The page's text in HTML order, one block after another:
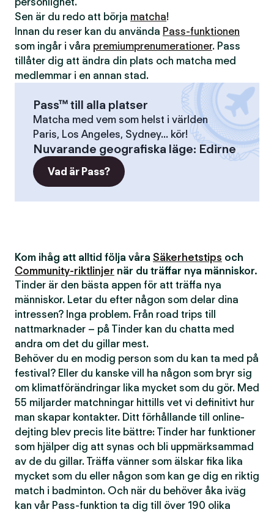
Sen är du redo att börja matcha!
Innan du reser kan du använda Pass-funktionen
som ingår i våra premiumprenumerationer. Pass
tillåter dig att ändra din plats och matcha med
medlemmar i en annan stad.
Pass™ till alla platser
Matcha med vem som helst i världen
Paris, Los Angeles, Sydney... kör!
Nuvarande geografiska läge: Edirne
Vad är Pass?
Kom ihåg att alltid följa våra Säkerhetstips och
Community-riktlinjer när du träffar nya människor.
Tinder är den bästa appen för att träffa nya
människor. Letar du efter någon som delar dina
intressen? Inga problem. Från road trips till
nattmarknader – på Tinder kan du chatta med
andra om det du gillar mest.
Behöver du en modig person som du kan ta med på
festival? Eller du kanske vill ha någon som bryr sig
om klimatförändringar lika mycket som du gör. Med
55 miljarder matchningar hittills vet vi definitivt hur
man skapar kontakter. Ditt förhållande till online-
dejting blev precis lite bättre: Tinder har funktioner
som hjälper dig att synas och bli uppmärksammad
av de du gillar. Träffa vänner som älskar fika lika
mycket som du eller någon som kan ge dig en riktig
match i badminton. Och när du behöver åka iväg
kan vår Pass-funktion ta dig till över 190 olika